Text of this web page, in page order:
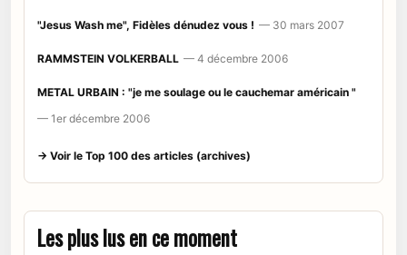
"Jesus Wash me", Fidèles dénudez vous ! — 30 mars 2007
RAMMSTEIN VOLKERBALL — 4 décembre 2006
METAL URBAIN : "je me soulage ou le cauchemar américain "
— 1er décembre 2006
→ Voir le Top 100 des articles (archives)
Les plus lus en ce moment